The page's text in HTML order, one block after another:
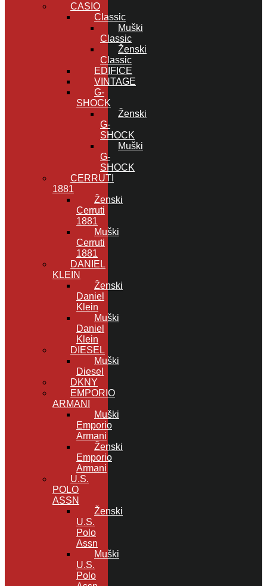
CASIO
Classic
Muški
Classic
Ženski
Classic
EDIFICE
VINTAGE
G-
SHOCK
Ženski
G-
SHOCK
Muški
G-
SHOCK
CERRUTI
1881
Ženski
Cerruti
1881
Muški
Cerruti
1881
DANIEL
KLEIN
Ženski
Daniel
Klein
Muški
Daniel
Klein
DIESEL
Muški
Diesel
DKNY
EMPORIO
ARMANI
Muški
Emporio
Armani
Ženski
Emporio
Armani
U.S.
POLO
ASSN
Ženski
U.S.
Polo
Assn
Muški
U.S.
Polo